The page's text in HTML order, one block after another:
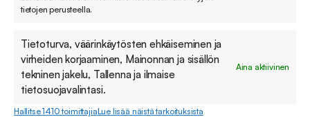
tietojen perusteella.
Tietoturva, väärinkäytösten ehkäiseminen ja
virheiden korjaaminen, Mainonnan ja sisällön
tekninen jakelu, Tallenna ja ilmaise
tietosuojavalintasi.
Aina aktiivinen
Hallitse 1410 toimittajiaLue lisää näistä tarkoituksista
Plussat
Olennaiset tiedot pyydettävissä jo pyynnön
teon yhteydessä